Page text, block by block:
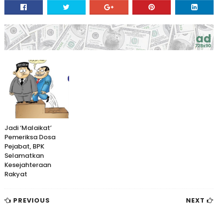
Jadi ‘Malaikat’
Pemeriksa Dosa
Pejabat, BPK
Selamatkan
Kesejahteraan
Rakyat
NEXT
PREVIOUS